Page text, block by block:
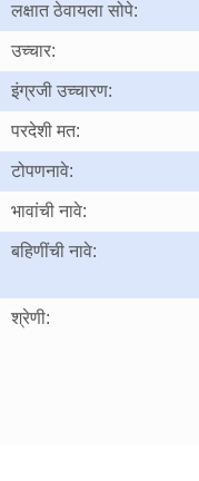
लक्षात ठेवायला सोपे:
उच्चार:
इंग्रजी उच्चारण:
परदेशी मत:
टोपणनावे:
भावांची नावे:
बहिणींची नावे:
श्रेणी: